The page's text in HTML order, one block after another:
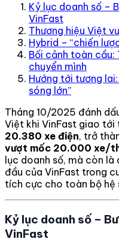
Kỷ lục doanh số –
VinFast
Thương hiệu Việt
Hybrid – “chiến
Bối cảnh toàn cầu:
chuyển mình
Hướng tới tương
sóng lớn”
Tháng 10/2025 đánh
Việt khi VinFast giao tới
20.380 xe điện, trở
vượt mốc 20.000 xe/
lục doanh số, mà còn
đầu của VinFast trong
tích cực cho toàn bộ hệ
Kỷ lục doanh số –
VinFast